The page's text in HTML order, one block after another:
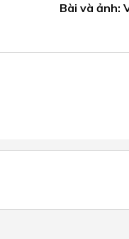
Bài và ảnh: